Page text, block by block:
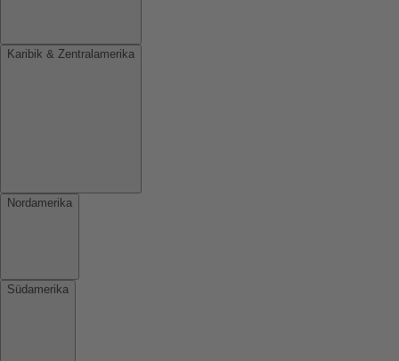
Karibik & Zentralamerika
Nordamerika
Südamerika